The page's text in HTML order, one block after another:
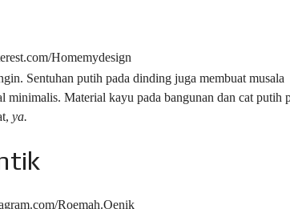
Homemydesign
Sentuhan putih pada dinding juga membuat musala
minimalis. Material kayu pada bangunan dan cat putih
ya.
Roemah.Oenik